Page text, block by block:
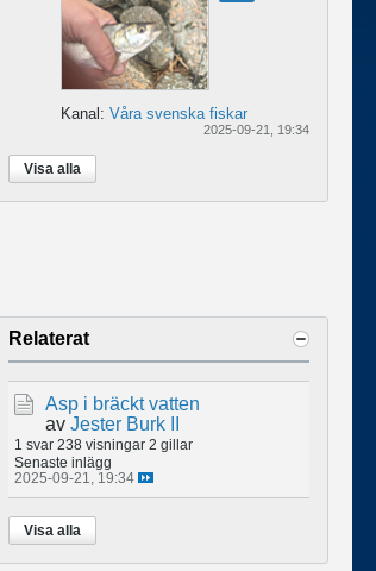
Kanal: Våra svenska fiskar
2025-09-21, 19:34
Visa alla
Relaterat
Asp i bräckt vatten
av Jester Burk II
1 svar 238 visningar 2 gillar
Senaste inlägg
2025-09-21, 19:34
Visa alla